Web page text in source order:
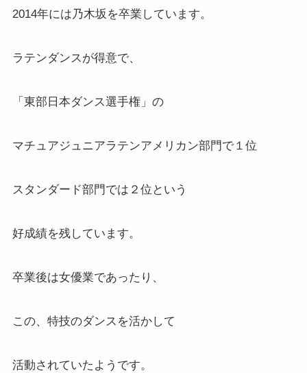
2014年には乃木坂を卒業しています。
ラテンダンスが得意で、
「東部日本ダンス選手権」の
マチュアジュニアラテンアメリカン部門で１位
スタンダード部門では２位という
好成績を残しています。
卒業後は女優業であったり、
この、特技のダンスを活かして
活動されていたようです。